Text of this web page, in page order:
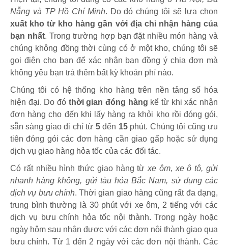
Nẵng và TP Hồ Chí Minh. Do đó chúng tôi sẽ lựa chọn
xuất kho từ kho hàng gần với địa chỉ nhận hàng của
bạn nhất. Trong trường hợp bạn đặt nhiều món hàng và
chúng không đồng thời cùng có ở một kho, chúng tôi sẽ
gọi điện cho bạn để xác nhận bạn đồng ý chia đơn mà
không yêu bạn trả thêm bất kỳ khoản phí nào.
Chúng tôi có hệ thống kho hàng trên nền tảng số hóa
hiện đại. Do đó thời gian đóng hàng kể từ khi xác nhận
đơn hàng cho đến khi lấy hàng ra khỏi kho rồi đóng gói,
sẵn sàng giao đi chỉ từ 5đến 15 phút. Chúng tôi cũng ưu
tiên đóng gói các đơn hàng cần giao gấp hoặc sử dụng
dịch vụ giao hàng hỏa tốc của các đối tác.
Có rất nhiều hình thức giao hàng từxe ôm, xe ô tô, gửi
nhanh hàng không, gửi tàu hỏa Bắc Nam, sử dụng các
dịch vụ bưu chính. Thời gian giao hàng cũng rất đa dạng,
trung bình thường là 30 phút với xe ôm, 2 tiếng với các
dịch vụ bưu chính hỏa tốc nội thành. Trong ngày hoặc
ngày hôm sau nhận được với các đơn nội thành giao qua
bưu chính. Từ 1 đến 2 ngày với các đơn nội thành. Các